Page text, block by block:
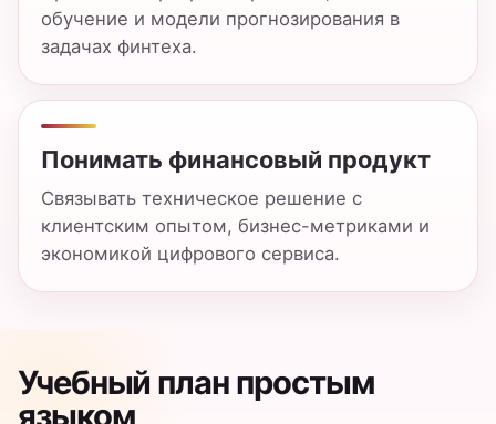
Показываем дисциплины через карьерные
задачи: какие инструменты студент
осваивает и где они пригодятся в финтехе,
аналитике данных и банковских IT-
сервисах.
Что внутри
Компьютерные науки Python, базы данных,
Продуктовый подход Управление продуктом,